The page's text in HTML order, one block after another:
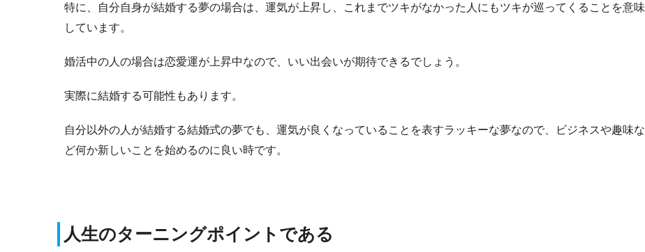
特に、自分自身が結婚する夢の場合は、運気が上昇し、これまでツキがなかった人にもツキが巡ってくることを意味
しています。
婚活中の人の場合は恋愛運が上昇中なので、いい出会いが期待できるでしょう。
実際に結婚する可能性もあります。
自分以外の人が結婚する結婚式の夢でも、運気が良くなっていることを表すラッキーな夢なので、ビジネスや趣味な
ど何か新しいことを始めるのに良い時です。
人生のターニングポイントである